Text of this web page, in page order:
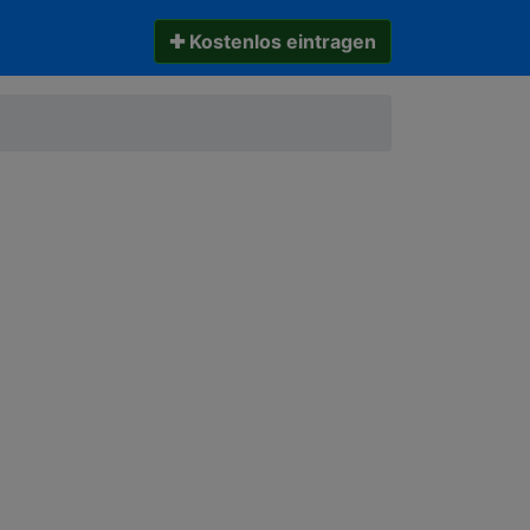
✚ Kostenlos eintragen